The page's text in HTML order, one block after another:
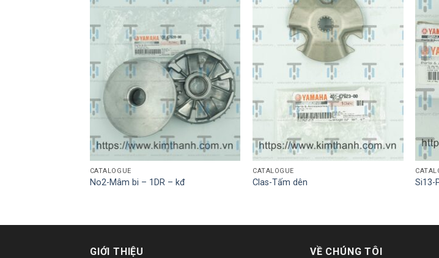
CATALOGUE
No2-Mâm bi – 1DR – kđ
CATALOGUE
Clas-Tấm dên Si13-
GIỚI THIỆU VỀ CHÚNG TÔI